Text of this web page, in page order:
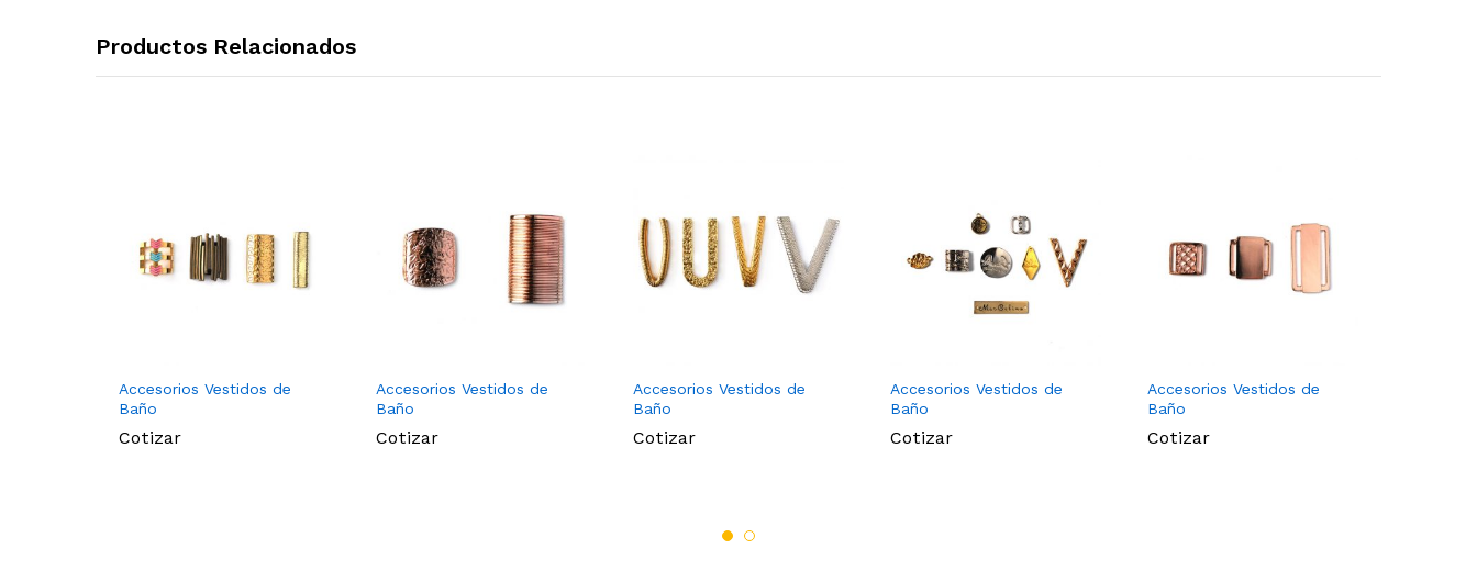
Productos Relacionados
Accesorios Vestidos de
Baño
Cotizar
Accesorios Vestidos de
Baño
Cotizar
Accesorios Vestidos de
Baño
Cotizar
Accesorios Vestidos de
Baño
Cotizar
Accesorios Vestidos de
Baño
Cotizar